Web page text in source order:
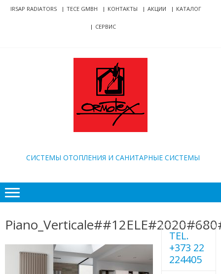
Skip
SkipIRSAP RADIATORS TECE GMBH КОНТАКТЫ АКЦИИ КАТАЛОГ
СЕРВИС
CИСТЕМЫ ОТОПЛЕНИЯ И САНИТАРНЫЕ СИСТЕМЫ
TEL.
+373 22
224405